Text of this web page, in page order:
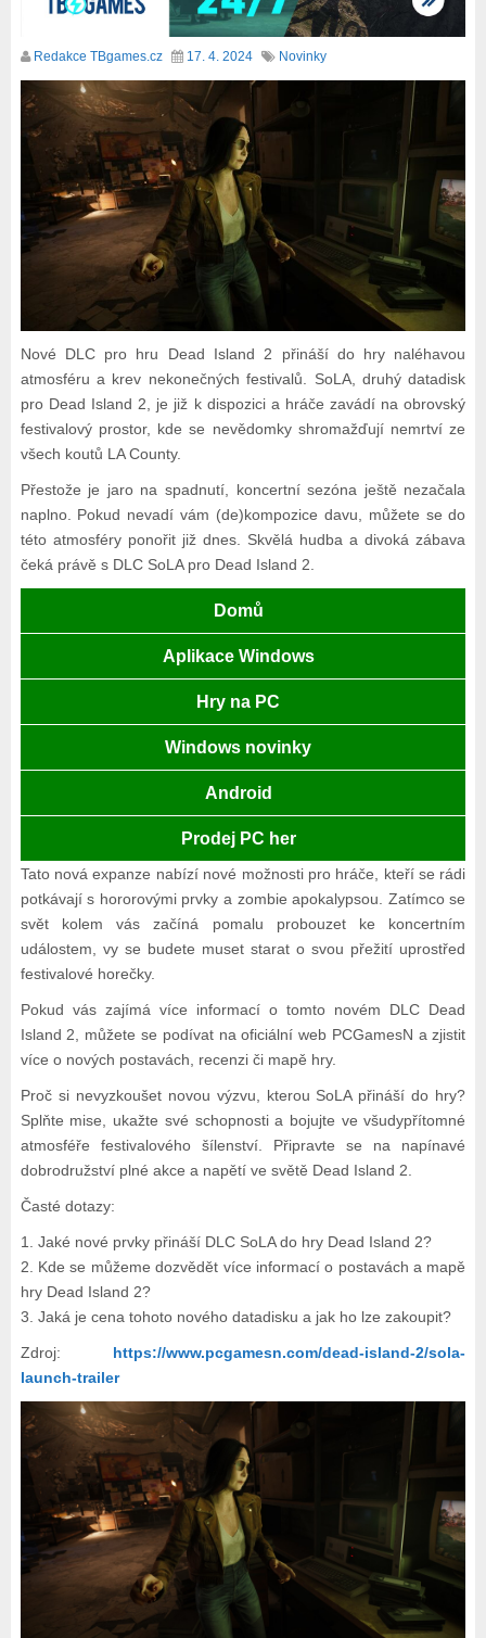
Redakce TBgames.cz 17. 4. 2024 Novinky
Nové DLC pro hru Dead Island 2 přináší do hry naléhavou
atmosféru a krev nekonečných festivalů. SoLA, druhý datadisk
pro Dead Island 2, je již k dispozici a hráče zavádí na obrovský
festivalový prostor, kde se nevědomky shromažďují nemrtví ze
všech koutů LA County.
Přestože je jaro na spadnutí, koncertní sezóna ještě nezačala
naplno. Pokud nevadí vám (de)kompozice davu, můžete se do
této atmosféry ponořit již dnes. Skvělá hudba a divoká zábava
čeká právě s DLC SoLA pro Dead Island 2.
Domů
Aplikace Windows
Hry na PC
Windows novinky
Android
Prodej PC her
Tato nová expanze nabízí nové možnosti pro hráče, kteří se rádi
potkávají s hororovými prvky a zombie apokalypsou. Zatímco se
svět kolem vás začíná pomalu probouzet ke koncertním
událostem, vy se budete muset starat o svou přežití uprostřed
festivalové horečky.
Pokud vás zajímá více informací o tomto novém DLC Dead
Island 2, můžete se podívat na oficiální web PCGamesN a zjistit
více o nových postavách, recenzi či mapě hry.
Proč si nevyzkoušet novou výzvu, kterou SoLA přináší do hry?
Splňte mise, ukažte své schopnosti a bojujte ve všudypřítomné
atmosféře festivalového šílenství. Připravte se na napínavé
dobrodružství plné akce a napětí ve světě Dead Island 2.
Časté dotazy:
1. Jaké nové prvky přináší DLC SoLA do hry Dead Island 2?
2. Kde se můžeme dozvědět více informací o postavách a mapě
hry Dead Island 2?
3. Jaká je cena tohoto nového datadisku a jak ho lze zakoupit?
Zdroj: https://www.pcgamesn.com/dead-island-2/sola-
launch-trailer